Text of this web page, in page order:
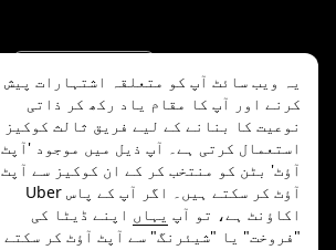
©
2026
.Uber Technologies Inc
یہ ویب سائٹ آپ کو متعلقہ اشتہارات پیش
کرنے اور آپ کا مقام یاد رکھ کر ذاتی
نوعیت کا بنانے کے لیے فریق ثالث کوکیز
استعمال کرتی ہے۔ آپ ذیل میں موجود 'آپٹ
آؤٹ' بٹن کو منتخب کر کے ان کوکیز سے آپٹ
آؤٹ کر سکتے ہیں۔ اگر آپ کے پاس Uber
اکاؤنٹ ہے، تو آپ یہاں اپنے ڈیٹا کی
"فروخت" یا "شیئرنگ" سے آپٹ آؤٹ کر سکتے